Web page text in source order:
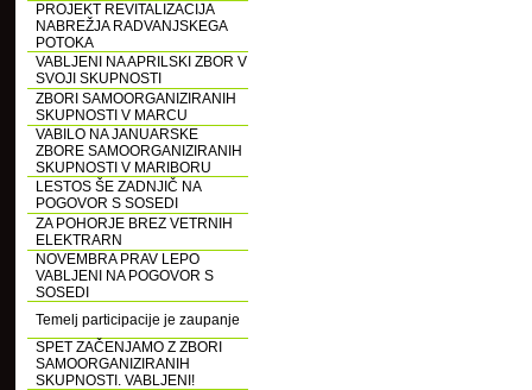
PROJEKT REVITALIZACIJA
NABREŽJA RADVANJSKEGA
POTOKA
VABLJENI NA APRILSKI ZBOR V
SVOJI SKUPNOSTI
ZBORI SAMOORGANIZIRANIH
SKUPNOSTI V MARCU
VABILO NA JANUARSKE
ZBORE SAMOORGANIZIRANIH
SKUPNOSTI V MARIBORU
LESTOS ŠE ZADNJIČ NA
POGOVOR S SOSEDI
ZA POHORJE BREZ VETRNIH
ELEKTRARN
NOVEMBRA PRAV LEPO
VABLJENI NA POGOVOR S
SOSEDI
Temelj participacije je zaupanje
SPET ZAČENJAMO Z ZBORI
SAMOORGANIZIRANIH
SKUPNOSTI. VABLJENI!